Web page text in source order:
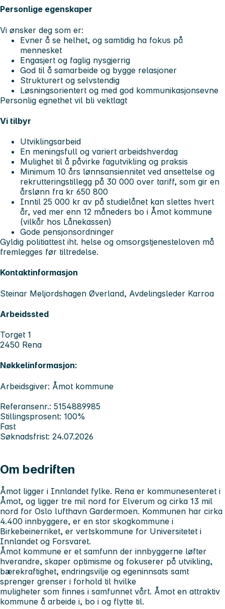
Personlige egenskaper
Vi ønsker deg som er:
Evner å se helhet, og samtidig ha fokus på
mennesket
Engasjert og faglig nysgjerrig
God til å samarbeide og bygge relasjoner
Strukturert og selvstendig
Løsningsorientert og med god kommunikasjonsevne
Personlig egnethet vil bli vektlagt
Vi tilbyr
Utviklingsarbeid
En meningsfull og variert arbeidshverdag
Mulighet til å påvirke fagutvikling og praksis
Minimum 10 års lønnsansiennitet ved ansettelse og
rekrutteringstillegg på 30 000 over tariff, som gir en
årslønn fra kr 650 800
Inntil 25 000 kr av på studielånet kan slettes hvert
år, ved mer enn 12 måneders bo i Åmot kommune
(vilkår hos Lånekassen)
Gode pensjonsordninger
Gyldig politiattest iht. helse og omsorgstjenesteloven må
fremlegges før tiltredelse.
Kontaktinformasjon
Steinar Meljordshagen Øverland, Avdelingsleder Karroa
Arbeidssted
Torget 1
2450 Rena
Nøkkelinformasjon:
Arbeidsgiver: Åmot kommune
Referansenr.: 5154889985
Stillingsprosent: 100%
Fast
Søknadsfrist: 24.07.2026
Om bedriften
Åmot ligger i Innlandet fylke. Rena er kommunesenteret i
Åmot, og ligger tre mil nord for Elverum og cirka 13 mil
nord for Oslo lufthavn Gardermoen. Kommunen har cirka
4.400 innbyggere, er en stor skogkommune i
Birkebeinerriket, er vertskommune for Universitetet i
Innlandet og Forsvaret.
Åmot kommune er et samfunn der innbyggerne løfter
hverandre, skaper optimisme og fokuserer på utvikling,
bærekraftighet, endringsvilje og egeninnsats samt
sprenger grenser i forhold til hvilke
muligheter som finnes i samfunnet vårt. Åmot en attraktiv
kommune å arbeide i, bo i og flytte til.